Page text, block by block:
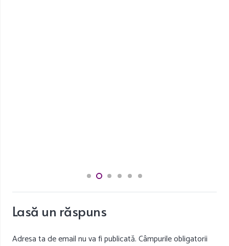
Lasă un răspuns
Adresa ta de email nu va fi publicată.Câmpurile obligatorii